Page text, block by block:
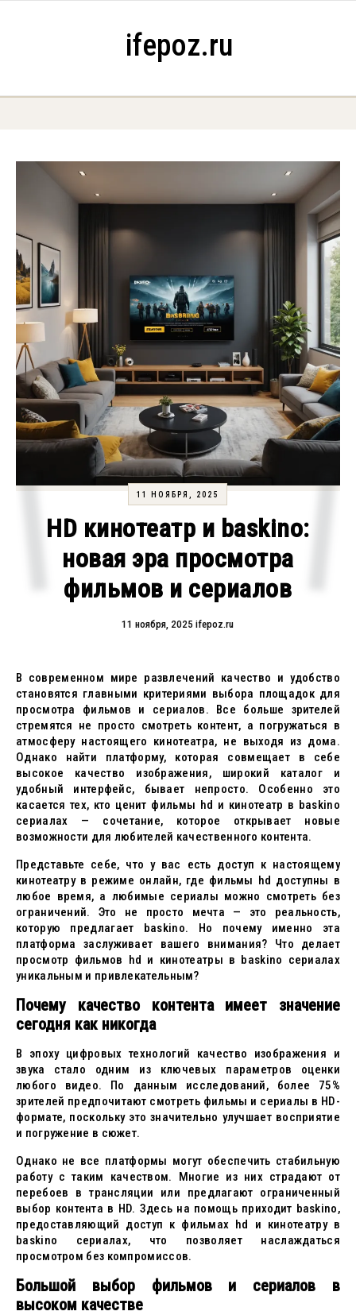
ifepoz.ru
11 НОЯБРЯ, 2025
HD кинотеатр и baskino:
новая эра просмотра
фильмов и сериалов
11 ноября, 2025 ifepoz.ru
В современном мире развлечений качество и удобство
становятся главными критериями выбора площадок для
просмотра фильмов и сериалов. Все больше зрителей
стремятся не просто смотреть контент, а погружаться в
атмосферу настоящего кинотеатра, не выходя из дома.
Однако найти платформу, которая совмещает в себе
высокое качество изображения, широкий каталог и
удобный интерфейс, бывает непросто. Особенно это
касается тех, кто ценит фильмы hd и кинотеатр в baskino
сериалах — сочетание, которое открывает новые
возможности для любителей качественного контента.
Представьте себе, что у вас есть доступ к настоящему
кинотеатру в режиме онлайн, где фильмы hd доступны в
любое время, а любимые сериалы можно смотреть без
ограничений. Это не просто мечта — это реальность,
которую предлагает baskino. Но почему именно эта
платформа заслуживает вашего внимания? Что делает
просмотр фильмов hd и кинотеатры в baskino сериалах
уникальным и привлекательным?
Почему качество контента имеет значение
сегодня как никогда
В эпоху цифровых технологий качество изображения и
звука стало одним из ключевых параметров оценки
любого видео. По данным исследований, более 75%
зрителей предпочитают смотреть фильмы и сериалы в HD-
формате, поскольку это значительно улучшает восприятие
и погружение в сюжет.
Однако не все платформы могут обеспечить стабильную
работу с таким качеством. Многие из них страдают от
перебоев в трансляции или предлагают ограниченный
выбор контента в HD. Здесь на помощь приходит baskino,
предоставляющий доступ к фильмах hd и кинотеатру в
baskino сериалах, что позволяет наслаждаться
просмотром без компромиссов.
Большой выбор фильмов и сериалов в
высоком качестве